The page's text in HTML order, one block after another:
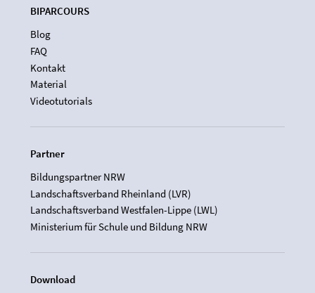
BIPARCOURS
Blog
FAQ
Kontakt
Material
Videotutorials
Partner
Bildungspartner NRW
Landschaftsverband Rheinland (LVR)
Landschaftsverband Westfalen-Lippe (LWL)
Ministerium für Schule und Bildung NRW
Download